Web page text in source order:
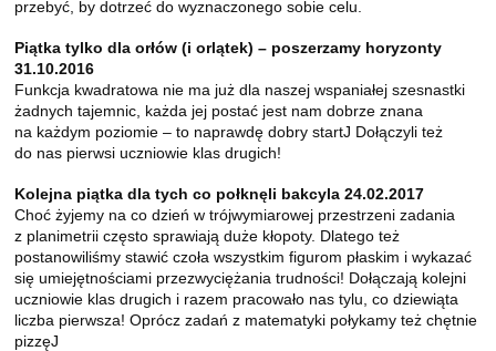
przebyć, by dotrzeć do wyznaczonego sobie celu.
Piątka tylko dla orłów (i orlątek) – poszerzamy horyzonty
31.10.2016
Funkcja kwadratowa nie ma już dla naszej wspaniałej szesnastki
żadnych tajemnic, każda jej postać jest nam dobrze znana
na każdym poziomie – to naprawdę dobry startJ Dołączyli też
do nas pierwsi uczniowie klas drugich!
Kolejna piątka dla tych co połknęli bakcyla 24.02.2017
Choć żyjemy na co dzień w trójwymiarowej przestrzeni zadania
z planimetrii często sprawiają duże kłopoty. Dlatego też
postanowiliśmy stawić czoła wszystkim figurom płaskim i wykazać
się umiejętnościami przezwyciężania trudności! Dołączają kolejni
uczniowie klas drugich i razem pracowało nas tylu, co dziewiąta
liczba pierwsza! Oprócz zadań z matematyki połykamy też chętnie
pizzęJ